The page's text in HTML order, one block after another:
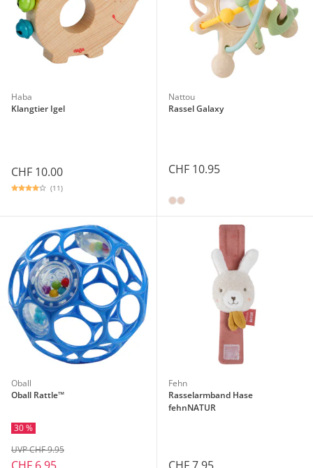
Haba
Klangtier Igel
CHF 10.00
(11)
Nattou
Rassel Galaxy
CHF 10.95
Oball
Oball Rattle™
30 %
UVP CHF 9.95
Fehn
Rasselarmband Hase
fehnNATUR